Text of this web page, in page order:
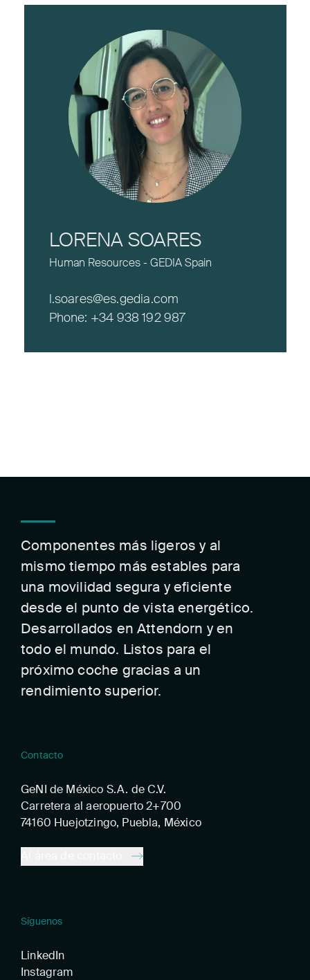
LORENA SOARES
Human Resources - GEDIA Spain
l.soares@es.gedia.com
Phone: +34 938 192 987
Componentes más ligeros y al
mismo tiempo más estables para
una movilidad segura y eficiente
desde el punto de vista energético.
Desarrollados en Attendorn y en
todo el mundo. Listos para el
próximo coche gracias a un
rendimiento superior.
Contacto
GeNI de México S.A. de C.V.
Carretera al aeropuerto 2+700
74160 Huejotzingo, Puebla, México
Síguenos
LinkedIn
Instagram